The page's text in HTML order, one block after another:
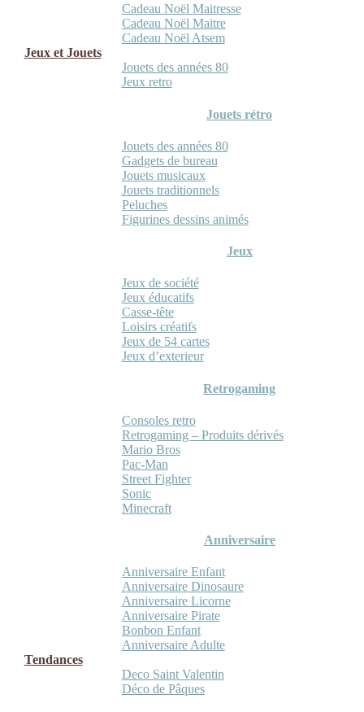
Cadeau Noël Maitresse
Cadeau Noël Maitre
Cadeau Noël Atsem
Jeux et Jouets
Jouets des années 80
Jeux retro
Jouets rétro
Jouets des années 80
Gadgets de bureau
Jouets musicaux
Jouets traditionnels
Peluches
Figurines dessins animés
Jeux
Jeux de société
Jeux éducatifs
Casse-tête
Loisirs créatifs
Jeux de 54 cartes
Jeux d’exterieur
Retrogaming
Consoles retro
Retrogaming – Produits dérivés
Mario Bros
Pac-Man
Street Fighter
Sonic
Minecraft
Anniversaire
Anniversaire Enfant
Anniversaire Dinosaure
Anniversaire Licorne
Anniversaire Pirate
Bonbon Enfant
Anniversaire Adulte
Tendances
Deco Saint Valentin
Déco de Pâques